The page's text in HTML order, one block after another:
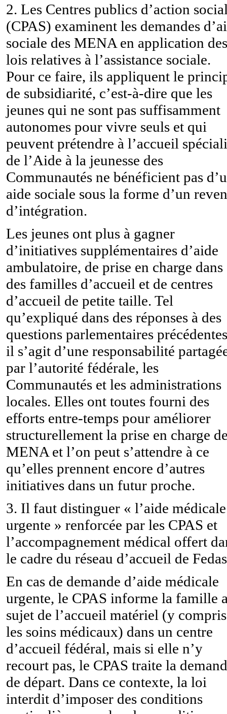
2. Les Centres publics d’action
(CPAS) examinent les demandes
sociale des MENA en application des
lois relatives à l’assistance sociale.
Pour ce faire, ils appliquent le
de subsidiarité, c’est-à-dire que les
jeunes qui ne sont pas suffisamment
autonomes pour vivre seuls et qui
peuvent prétendre à l’accueil
de l’Aide à la jeunesse des
Communautés ne bénéficient pas
aide sociale sous la forme d’un
d’intégration.
Les jeunes ont plus à gagner
d’initiatives supplémentaires d’aide
ambulatoire, de prise en charge dans
des familles d’accueil et de centres
d’accueil de petite taille. Tel
qu’expliqué dans des réponses à des
questions parlementaires
il s’agit d’une responsabilité
par l’autorité fédérale, les
Communautés et les administrations
locales. Elles ont toutes fourni des
efforts entre-temps pour améliorer
structurellement la prise en charge
MENA et l’on peut s’attendre à ce
qu’elles prennent encore d’autres
initiatives dans un futur proche.
3. Il faut distinguer « l’aide médicale
urgente » renforcée par les CPAS et
l’accompagnement médical offert
le cadre du réseau d’accueil de
En cas de demande d’aide médicale
urgente, le CPAS informe la famille
sujet de l’accueil matériel (y compris
les soins médicaux) dans un centre
d’accueil fédéral, mais si elle n’y
recourt pas, le CPAS traite la
de départ. Dans ce contexte, la loi
interdit d’imposer des conditions